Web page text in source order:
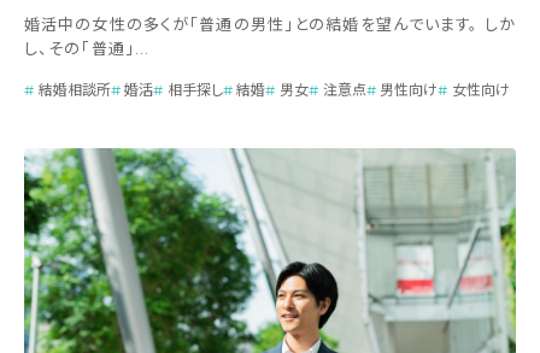
婚活中の女性の多くが「普通の男性」との結婚を望んでいます。 しか
し、その「普通」...
結婚相談所 婚活 相手探し 結婚 男女 注意点 男性向け 女性向け